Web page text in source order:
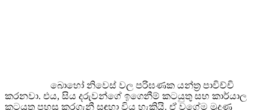
බොහෝ නිවෙස් වල පරිඝණක යන්ත්‍ර පාවිච්චි
කරනවා. එය, සිය දරුවන්ගේ ඉගෙනීම් කටයුතු සහ කාර්යාල
කටයුතු පහසු කරගැනී සඳහා විය හැකියි. ඒ වගේම මුද්‍රණ